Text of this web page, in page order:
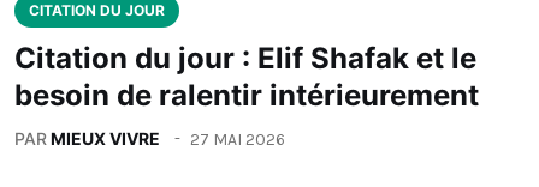
CITATION DU JOUR
Citation du jour : Elif Shafak et le
besoin de ralentir intérieurement
PARMIEUX VIVRE 27 MAI 2026